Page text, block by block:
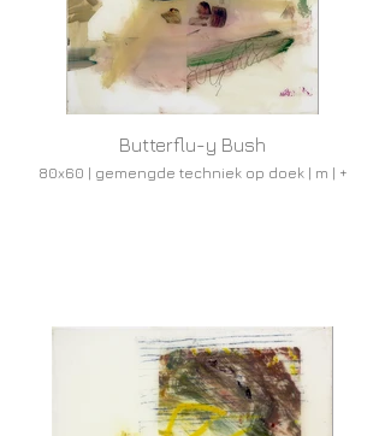
Butterflu-y Bush
80x60 | gemengde techniek op doek | m | +